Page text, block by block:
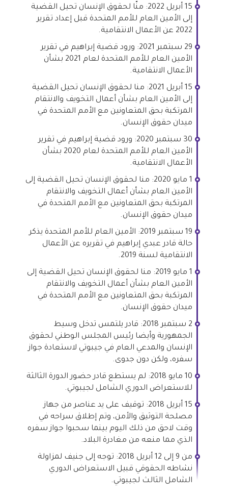
15 أبريل 2022: منّا لحقوق الإنسان تحيل القضية
إلى الأمين العام للأمم المتحدة قبل إعداد تقرير
2022 عن الأعمال الانتقامية.
29 سبتمبر 2021: ورود قضية إبراهيم في تقرير
الأمين العام للأمم المتحدة لعام 2021 بشأن
الأعمال الانتقامية.
15 أبريل 2021: منا لحقوق الإنسان تحيل القضية
إلى الأمين العام بشأن أعمال التخويف والانتقام
المرتكبة بحق المتعاونين مع الأمم المتحدة في
ميدان حقوق الإنسان.
30 سبتمبر 2020: ورود قضية إبراهيم في تقرير
الأمين العام للأمم المتحدة لعام 2020 بشأن
الأعمال الانتقامية.
1 مايو 2020: منا لحقوق الإنسان تحيل القضية إلى
الأمين العام بشأن أعمال التخويف والانتقام
المرتكبة بحق المتعاونين مع الأمم المتحدة في
ميدان حقوق الإنسان.
19 سبتمبر 2019: الأمين العام للأمم المتحدة يذكر
حالة قادر عبدي إبراهيم في تقريره عن الأعمال
الانتقامية لسنة 2019.
1 مايو 2019: منا لحقوق الإنسان تحيل القضية إلى
الأمين العام بشأن أعمال التخويف والانتقام
المرتكبة بحق المتعاونين مع الأمم المتحدة في
ميدان حقوق الإنسان.
2 سبتمبر 2018: قادر يلتمس تدخل وسيط
الجمهورية وأيضا رئيس المجلس الوطني لحقوق
الإنسان والمدعي العام في جيبوتي لاستعادة جواز
سفره، ولكن دون جدوى.
10 مايو 2018: لم يستطع قادر حضور الدورة الثالثة
للاستعراض الدوري الشامل لجيبوتي.
15 أبريل 2018: توقيف على يد عناصر من جهاز
مصلحة التوثيق والأمن، وتم إطلاق سراحه في
وقت لاحق من ذلك اليوم بينما سحبوا جواز سفره
الذي مما منعه من مغادرة البلاد.
من 9 إلى 12 أبريل 2018: توجه إلى جنيف لمزاولة
نشاطه الحقوقي قبيل الاستعراض الدوري
الشامل الثالث لجيبوتي.